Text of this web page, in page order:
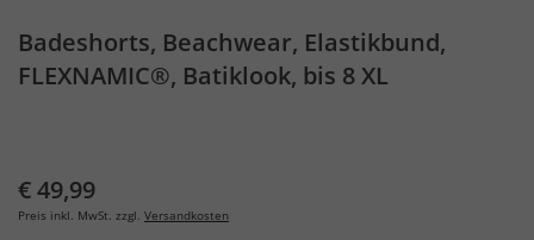
Badeshorts, Beachwear, Elastikbund,
FLEXNAMIC®, Batiklook, bis 8 XL
€ 49,99
Preis inkl. MwSt. zzgl. Versandkosten